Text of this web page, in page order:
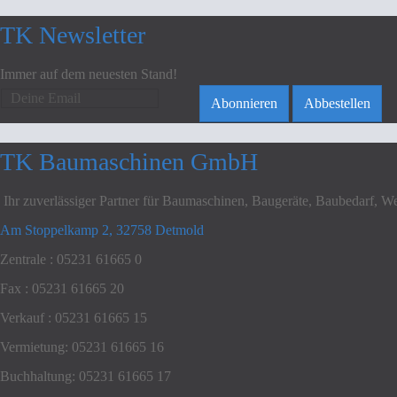
TK Newsletter
Immer auf dem neuesten Stand!
TK Baumaschinen GmbH
Ihr zuverlässiger Partner für Baumaschinen, Baugeräte, Baubedarf,
Am Stoppelkamp 2, 32758 Detmold
Zentrale : 05231 61665 0
Fax : 05231 61665 20
Verkauf : 05231 61665 15
Vermietung: 05231 61665 16
Buchhaltung: 05231 61665 17